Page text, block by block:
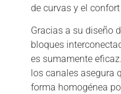
de curvas y el
Gracias a su diseño
bloques
es sumamente
los canales asegura
forma homogénea